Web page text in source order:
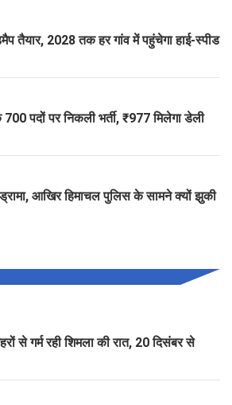
तैयार, 2028 तक हर गांव में पहुंचेगा हाई-स्पीड
पदों पर निकली भर्ती, ₹977 मिलेगा डेली
आखिर हिमाचल पुलिस के सामने क्यों झुकी
से गर्म रही शिमला की रात, 20 दिसंबर से